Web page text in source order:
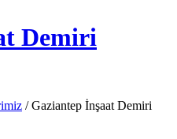
Demiri
/ Gaziantep İnşaat Demiri